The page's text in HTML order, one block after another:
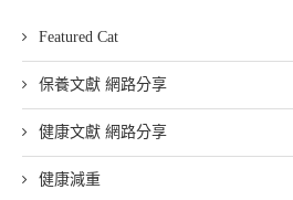
Featured Cat
保養文獻 網路分享
健康文獻 網路分享
健康減重